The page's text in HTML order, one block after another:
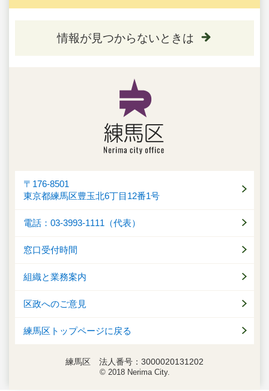
情報が見つからないときは
〒176-8501
東京都練馬区豊玉北6丁目12番1号
電話：03-3993-1111（代表）
窓口受付時間
組織と業務案内
区政へのご意見
練馬区トップページに戻る
練馬区 法人番号：3000020131202
© 2018 Nerima City.